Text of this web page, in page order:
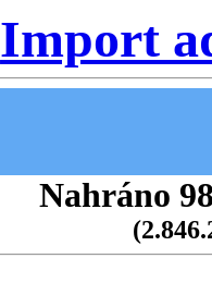
Import
Nahráno